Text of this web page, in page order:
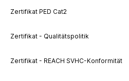
Zertifikat PED Cat2
Zertifikat - Qualitätspolitik
Zertifikat - REACH SVHC-Konformität